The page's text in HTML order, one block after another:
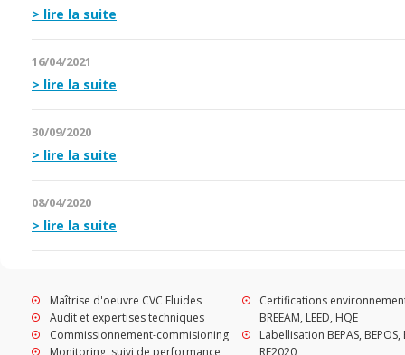
lire la suite
16/04/2021
lire la suite
30/09/2020
lire la suite
08/04/2020
lire la suite
Maîtrise d'oeuvre CVC Fluides
Audit et expertises techniques
Commissionnement-commisioning
Monitoring, suivi de performance
Certifications
BREEAM, LEED, HQE
Labellisation BEPAS, BEPOS,
RE2020